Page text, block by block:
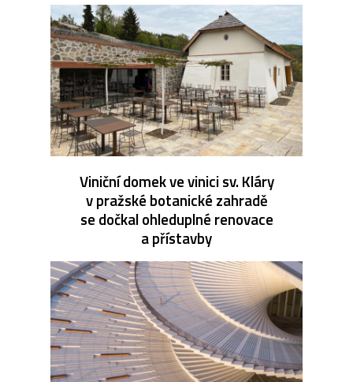
Viniční domek ve vinici sv. Kláry
v pražské botanické zahradě
se dočkal ohleduplné renovace
a přístavby